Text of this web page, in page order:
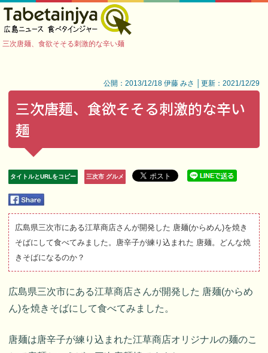
三次唐麺、食欲そそる刺激的な辛い麺
公開：2013/12/18 伊藤 みさ │更新：2021/12/29
三次唐麺、食欲そそる刺激的な辛い
麺
タイトルとURLをコピー 三次市 グルメ
広島県三次市にある江草商店さんが開発した 唐麺(からめん)を焼き
そばにして食べてみました。唐辛子が練り込まれた 唐麺。どんな焼
きそばになるのか？
広島県三次市にある江草商店さんが開発した 唐麺(からめ
ん)を焼きそばにして食べてみました。
唐麺は唐辛子が練り込まれた江草商店オリジナルの麺のこ